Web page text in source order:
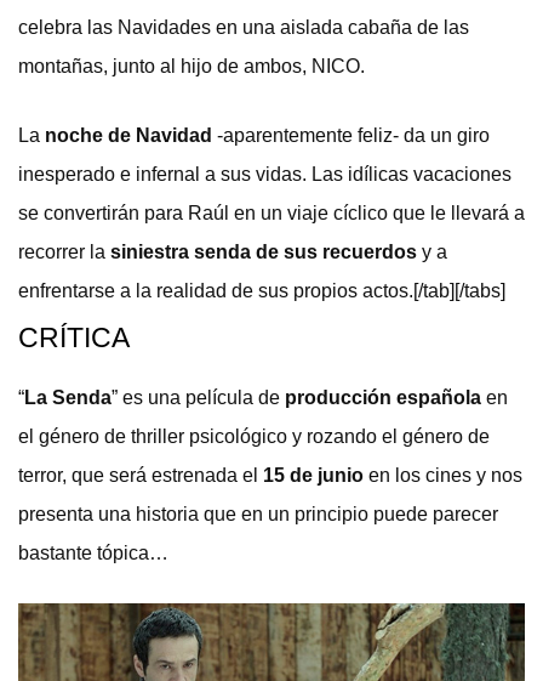
celebra las Navidades en una aislada cabaña de las
montañas, junto al hijo de ambos, NICO.
La noche de Navidad -aparentemente feliz- da un giro
inesperado e infernal a sus vidas. Las idílicas vacaciones
se convertirán para Raúl en un viaje cíclico que le llevará a
recorrer la siniestra senda de sus recuerdos y a
enfrentarse a la realidad de sus propios actos.[/tab][/tabs]
CRÍTICA
“La Senda” es una película de producción española en
el género de thriller psicológico y rozando el género de
terror, que será estrenada el 15 de junio en los cines y nos
presenta una historia que en un principio puede parecer
bastante tópica…